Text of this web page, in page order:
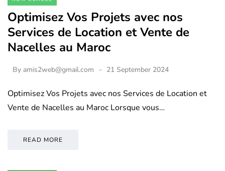
Optimisez Vos Projets avec nos
Services de Location et Vente de
Nacelles au Maroc
By amis2web@gmail.com 21 September 2024
Optimisez Vos Projets avec nos Services de Location et
Vente de Nacelles au Maroc Lorsque vous…
READ MORE